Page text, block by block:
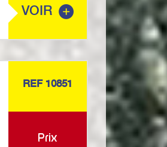
VOIR
REF 10851
Prix